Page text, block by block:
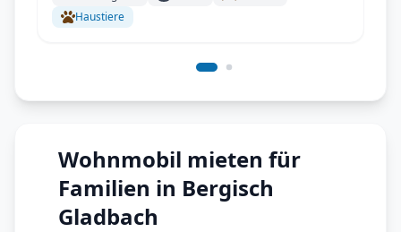
Haustiere
Wohnmobil mieten für
Familien in Bergisch
Gladbach